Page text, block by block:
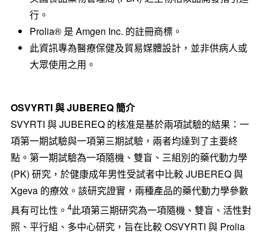
行。
Prolia® 是 Amgen Inc. 的註冊商標。
此資訊專為醫療保健及貿易媒體設計，並非供病人或
大眾使用之用。
OSVYRTI 與 JUBEREQ 簡介
SVYRTI 與 JUBEREQ 的核准是基於兩項試驗的結果：一
項第一期試驗與一項第三期試驗，兩者均達到了主要終
點。第一期試驗為一項隨機、雙盲、三組別的藥代動力學
(PK) 研究，於健康成年男性受試者中比較 JUBEREQ 與
Xgeva 的療效。該研究證實，兩種產品的藥代動力學參數
具有可比性。 4此項第三期研究為一項隨機、雙盲、活性對
照、平行組、多中心研究，旨在比較 OSVYRTI 與 Prolia